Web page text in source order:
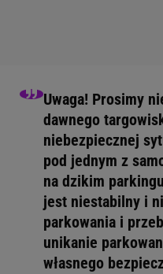
Uwaga! Prosimy
dawnego
niebezpiecznej
pod jednym z
na dzikim
jest niestabilny i
parkowania i
unikanie
własnego